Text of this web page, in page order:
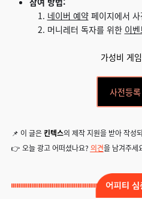
네이버 예약페이지에서 사
머니레터 독자를 위한 이
가성비 게
사전등
📌 이 글은킨텍스의 제작 지원을 받아 작성
👉 오늘 광고 어떠셨나요? 의견을 남겨주세